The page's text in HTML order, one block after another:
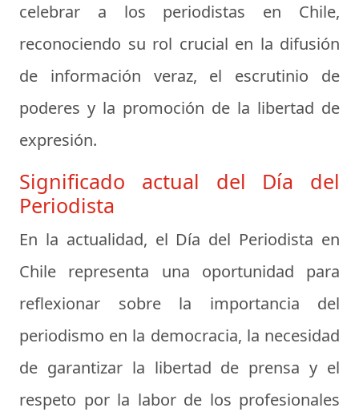
celebrar a los periodistas en Chile,
reconociendo su rol crucial en la difusión
de información veraz, el escrutinio de
poderes y la promoción de la libertad de
expresión.
Significado actual del Día del
Periodista
En la actualidad, el Día del Periodista en
Chile representa una oportunidad para
reflexionar sobre la importancia del
periodismo en la democracia, la necesidad
de garantizar la libertad de prensa y el
respeto por la labor de los profesionales